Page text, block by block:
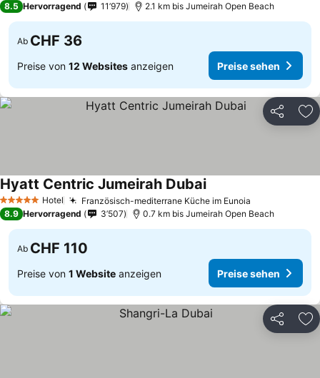
8.5 Hervorragend 11’979 2.1 km bis Jumeirah Open Beach
Ab CHF 36
Preise von 12 Websites anzeigen Preise sehen
Teilen
5 Sterne Hotel Französisch-mediterrane Küche im Eunoia
Hyatt Centric Jumeirah Dubai
8.9 Hervorragend 3’507 0.7 km bis Jumeirah Open Beach
Ab CHF 110
Preise von 1 Website anzeigen Preise sehen
Teilen